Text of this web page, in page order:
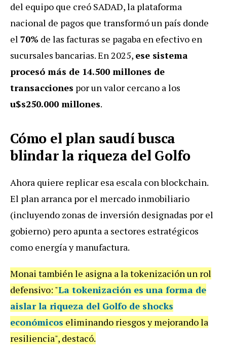
del equipo que creó SADAD, la plataforma
nacional de pagos que transformó un país donde
el 70% de las facturas se pagaba en efectivo en
sucursales bancarias. En 2025, ese sistema
procesó más de 14.500 millones de
transacciones por un valor cercano a los
u$s250.000 millones.
Cómo el plan saudí busca
blindar la riqueza del Golfo
Ahora quiere replicar esa escala con blockchain.
El plan arranca por el mercado inmobiliario
(incluyendo zonas de inversión designadas por el
gobierno) pero apunta a sectores estratégicos
como energía y manufactura.
Monai también le asigna a la tokenización un rol
defensivo: "La tokenización es una forma de
aislar la riqueza del Golfo de shocks
económicos eliminando riesgos y mejorando la
resiliencia", destacó.